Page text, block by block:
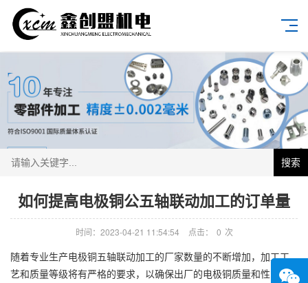
搜索
如何提高电极铜公五轴联动加工的订单量
时间：2023-04-21 11:54:54 点击： 0 次
随着专业生产电极铜五轴联动加工的厂家数量的不断增加，加工工
艺和质量等级将有严格的要求，以确保出厂的电极铜质量和性能达